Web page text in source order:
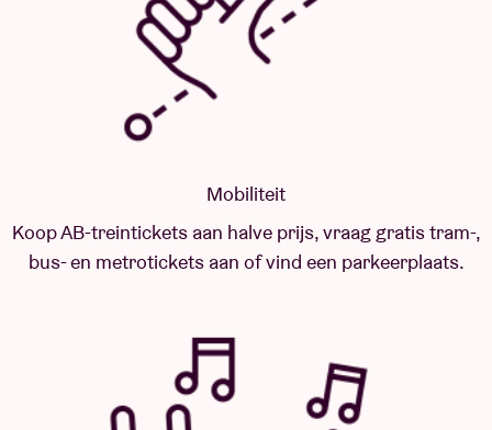
Mobiliteit
Koop AB-treintickets aan halve prijs, vraag gratis tram-,
bus- en metrotickets aan of vind een parkeerplaats.